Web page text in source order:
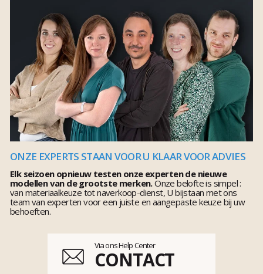
ONZE EXPERTS STAAN VOOR U KLAAR VOOR ADVIES
Elk seizoen opnieuw testen onze experten de nieuwe
modellen van de grootste merken.Onze belofte is simpel :
van materiaalkeuze tot naverkoop-dienst, U bijstaan met ons
team van experten voor een juiste en aangepaste keuze bij uw
behoeften.
Via ons Help Center
CONTACT